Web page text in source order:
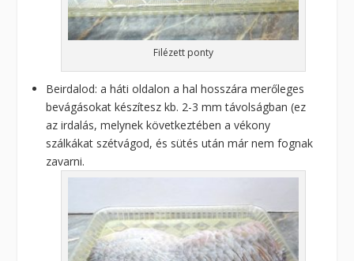
Filézett ponty
Beirdalod: a háti oldalon a hal hosszára merőleges
bevágásokat készítesz kb. 2-3 mm távolságban (ez
az irdalás, melynek következtében a vékony
szálkákat szétvágod, és sütés után már nem fognak
zavarni.